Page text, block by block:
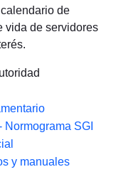
de
vida de servidores
SGI
y manuales